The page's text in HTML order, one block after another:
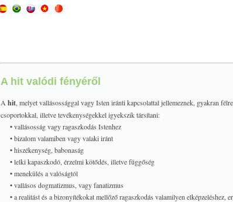
A hit valódi fényéről
A hit , melyet vallásossággal vagy Isten iránti kapcsolattal jellemeznek, gyakran
csoportokkal, illetve tevékenységekkel igyekszik társítani:
• vallásosság vagy ragaszkodás Istenhez
• bizalom valamiben vagy valaki iránt
• hiszékenység, babonaság
• lelki kapaszkodó, érzelmi kötődés, illetve függőség
• menekülés a valóságtól
• vallásos dogmatizmus, vagy fanatizmus
• a realitást és a bizonyítékokat mellőző ragaszkodás valamilyen elképzeléshez,